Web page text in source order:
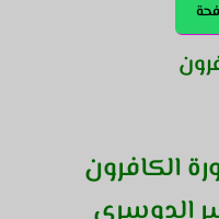
الكافرون